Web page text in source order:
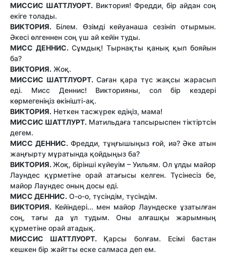
МИССИС ШАТТЛУОРТ. Виктория! Фредди, бір айдан соң
екіге толады.
ВИКТОРИЯ. Білем. Өзімді кейуанаша сезініп отырмын.
Әкесі өлгеннен соң үш ай кейін туды.
МИСС ДЕННИС.Сұмдық! Тырнақты қанық қып бояйын
ба?
ВИКТОРИЯ. Жоқ.
МИССИС ШАТТЛУОРТ.Саған қара түс жақсы жарасып
еді. Мисс Деннис! Викторияны, сол бір кездері
көрмегеніңіз өкінішті-ақ.
ВИКТОРИЯ. Неткен тасжүрек едіңіз, мама!
МИССИС ШАТТЛУРТ. Матильдаға тапсырыспен тіктіртсін
дегем.
МИСС ДЕННИС.Фредди, тұңғышыңыз ғой, иә? Әке атын
жаңғырту мұратында қойдыңыз ба?
ВИКТОРИЯ. Жоқ, бірінші күйеуім – Уильям. Ол ұлды майор
Лаундес құрметіне орай атағысы келген. Түсінесіз бе,
майор Лаундес оның досы еді.
МИСС ДЕННИС. О-о-о, түсіндім, түсіндім.
ВИКТОРИЯ. Кейіндері... мен майор Лаундеске ұзатылған
соң, тағы да ұл тудым. Оны алғашқы жарымның
құрметіне орай атадық.
МИССИС ШАТТЛУОРТ. Қарсы болғам. Есімі бастан
кешкен бір жайтты еске салмаса деп ем.